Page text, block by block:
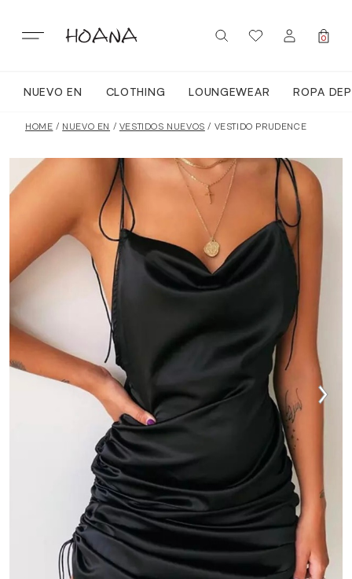
content
SIGN IN / REGISTER
0
NUEVO EN CLOTHING LOUNGEWEAR ROPA
TODA LA ROPA
LOUNGEWEAR
ROPA DEPORTIVA
TOPS
VESTIDOS
TRAJES DE BAÑO
ACCESORIOS
HOME / NUEVO EN / VESTIDOS NUEVOS / VESTIDO PRUDENCE